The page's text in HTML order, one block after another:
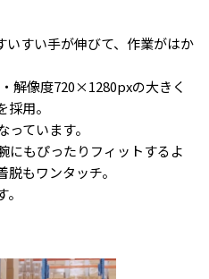
いすい手が伸びて、作業がはか
解像度720×1280pxの大きく
用。
ています。
にもぴったりフィットするよ
もワンタッチ。